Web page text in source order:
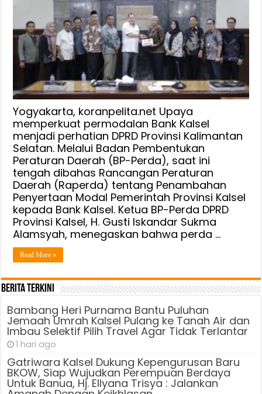
Kalsel
Berharap
Penambahan
Modal
Rp
400
milyar
ke
Bank
Kalsel
Dorong
Lapangan
Pekerjaan
di
Banua
Yogyakarta, koranpelita.net Upaya
memperkuat permodalan Bank Kalsel
menjadi perhatian DPRD Provinsi Kalimantan
Selatan. Melalui Badan Pembentukan
Peraturan Daerah (BP-Perda), saat ini
tengah dibahas Rancangan Peraturan
Daerah (Raperda) tentang Penambahan
Penyertaan Modal Pemerintah Provinsi Kalsel
kepada Bank Kalsel. Ketua BP-Perda DPRD
Provinsi Kalsel, H. Gusti Iskandar Sukma
Alamsyah, menegaskan bahwa perda …
Read More »
Berita Terkini
Bambang Heri Purnama Bantu Puluhan
Jemaah Umrah Kalsel Pulang ke Tanah Air dan
Imbau Selektif Pilih Travel Agar Tidak Terlantar
1 hari ago
Gatriwara Kalsel Dukung Kepengurusan Baru
BKOW, Siap Wujudkan Perempuan Berdaya
Untuk Banua, Hj. Ellyana Trisya : Jalankan